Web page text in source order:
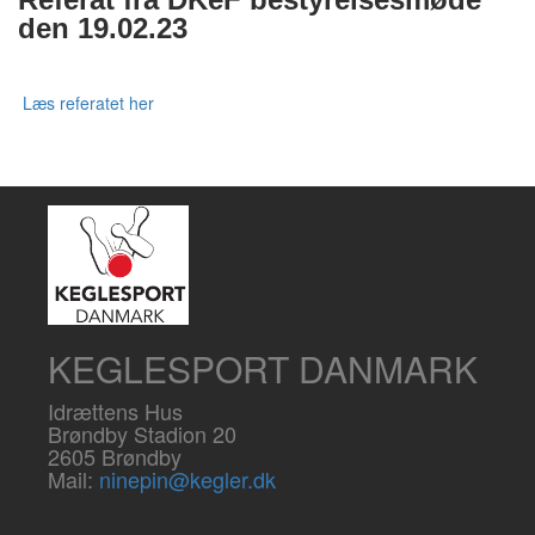
den 19.02.23
Læs referatet her
KEGLESPORT DANMARK
Idrættens Hus
Brøndby Stadion 20
2605 Brøndby
Mail: ninepin@kegler.dk